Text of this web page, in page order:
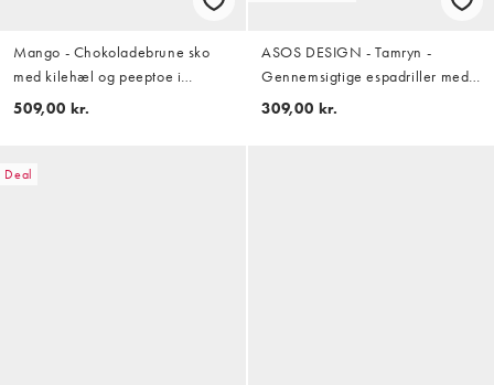
Mango - Chokoladebrune sko
med kilehæl og peeptoe i
imiteret læder
509,00 kr.
ASOS DESIGN - Tamryn -
Gennemsigtige espadriller med
kilehæl
309,00 kr.
Deal